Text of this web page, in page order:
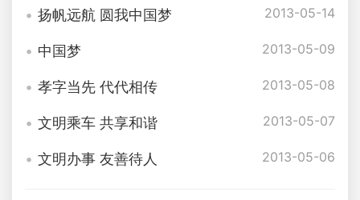
扬帆远航 圆我中国梦 2013-05-14
中国梦 2013-05-09
孝字当先 代代相传 2013-05-08
文明乘车 共享和谐 2013-05-07
文明办事 友善待人 2013-05-06